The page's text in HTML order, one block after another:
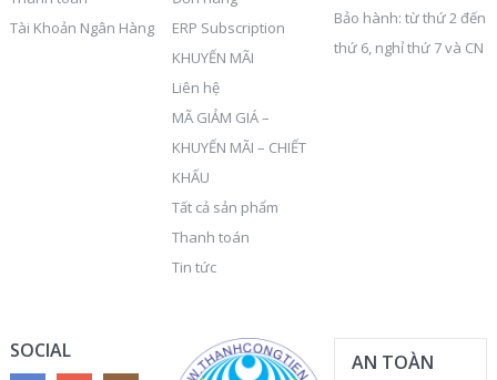
Tài Khoản Ngân Hàng
ERP Subscription
KHUYẾN MÃI
Liên hệ
MÃ GIẢM GIÁ –
KHUYẾN MÃI – CHIẾT
KHẤU
Tất cả sản phẩm
Thanh toán
Tin tức
Bảo hành: từ thứ 2 đến
thứ 6, nghỉ thứ 7 và CN
SOCIAL
AN TOÀN